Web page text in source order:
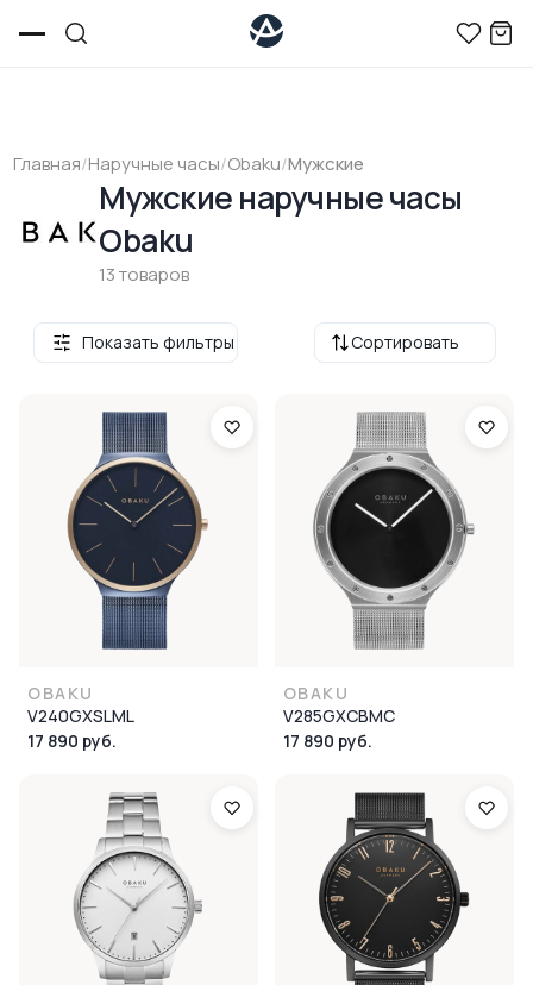
Главная/Наручные часы/Obaku/Мужские
Мужские наручные часы
Obaku
13 товаров
Сортировать
Показать фильтры
OBAKU
V240GXSLML
17 890 руб.
OBAKU
V285GXCBMC
17 890 руб.